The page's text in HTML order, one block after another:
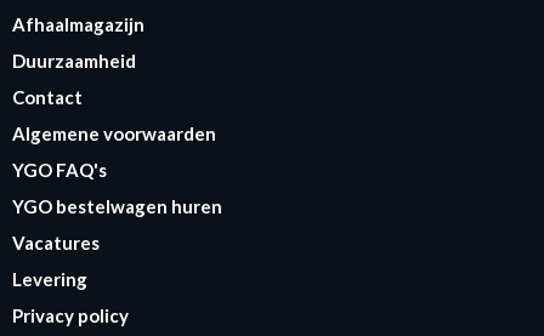
Afhaalmagazijn
Duurzaamheid
Contact
Algemene voorwaarden
YGO FAQ's
YGO bestelwagen huren
Vacatures
Levering
Privacy policy